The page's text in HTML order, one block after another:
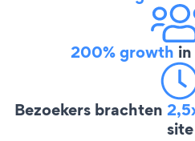
200% growth
Bezoekers brachten
site